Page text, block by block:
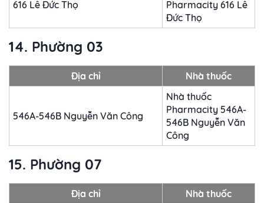
616 Lê Đức Thọ
Pharmacity 616 Lê
Đức Thọ
14. Phường 03
Địa chỉ Nhà thuốc
546A-546B Nguyễn Văn Công
Nhà thuốc
Pharmacity 546A-
546B Nguyễn Văn
Công
15. Phường 07
Địa chỉ Nhà thuốc